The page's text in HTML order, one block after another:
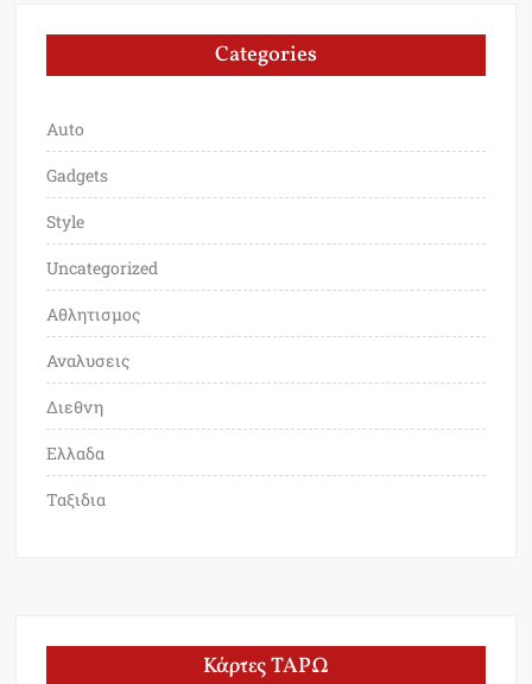
Categories
Auto
Gadgets
Style
Uncategorized
Αθλητισμος
Αναλυσεις
Διεθνη
Ελλαδα
Ταξιδια
Κάρτες ΤΑΡΩ